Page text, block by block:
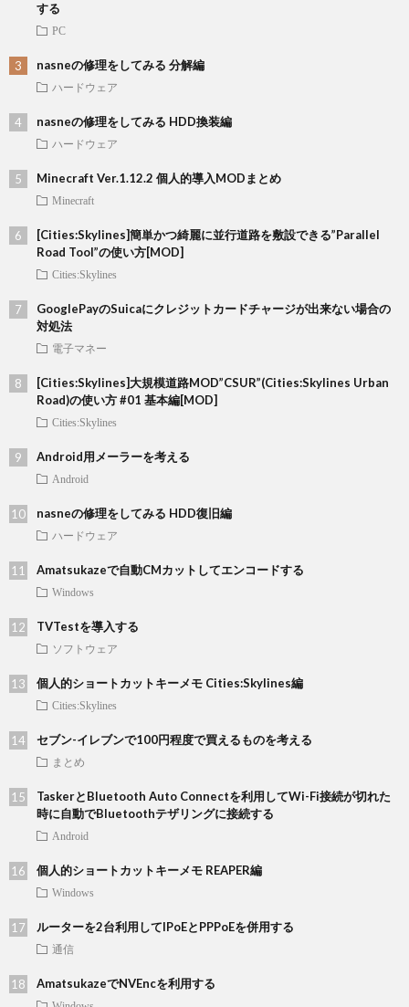
する
PC
nasneの修理をしてみる 分解編
ハードウェア
nasneの修理をしてみる HDD換装編
ハードウェア
Minecraft Ver.1.12.2 個人的導入MODまとめ
Minecraft
[Cities:Skylines]簡単かつ綺麗に並行道路を敷設できる”Parallel
Road Tool”の使い方[MOD]
Cities:Skylines
GooglePayのSuicaにクレジットカードチャージが出来ない場合の
対処法
電子マネー
[Cities:Skylines]大規模道路MOD”CSUR”(Cities:Skylines Urban
Road)の使い方 #01 基本編[MOD]
Cities:Skylines
Android用メーラーを考える
Android
nasneの修理をしてみる HDD復旧編
ハードウェア
Amatsukazeで自動CMカットしてエンコードする
Windows
TVTestを導入する
ソフトウェア
個人的ショートカットキーメモ Cities:Skylines編
Cities:Skylines
セブン-イレブンで100円程度で買えるものを考える
まとめ
TaskerとBluetooth Auto Connectを利用してWi-Fi接続が切れた
時に自動でBluetoothテザリングに接続する
Android
個人的ショートカットキーメモ REAPER編
Windows
ルーターを2台利用してIPoEとPPPoEを併用する
通信
AmatsukazeでNVEncを利用する